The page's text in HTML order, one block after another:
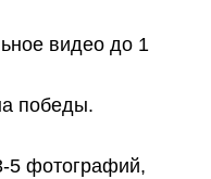
видео до 1
победы.
5 фотографий,